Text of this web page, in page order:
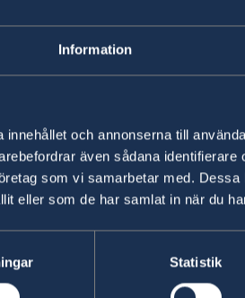
Information
och annonserna till
även sådana identifierare
som vi samarbetar med.
eller som de har samlat in när du
Statistik
vänstertrafik. Vägarna är
aggressivt. Trafiken kan
är extra farligt då djur
i mindre grupper och
09 juli 2026, 10.52